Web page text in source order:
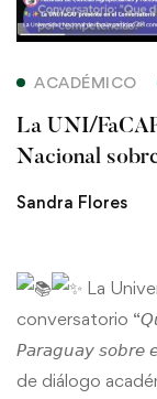
el
sobre
el
Currículo
por
ACADÉMICO
La UNI/
Nacional
Sandra Flores
La
conversatorio
𝘗𝘢𝘳𝘢𝘨𝘶𝘢𝘺 𝘴𝘰𝘣𝘳𝘦
de diálogo